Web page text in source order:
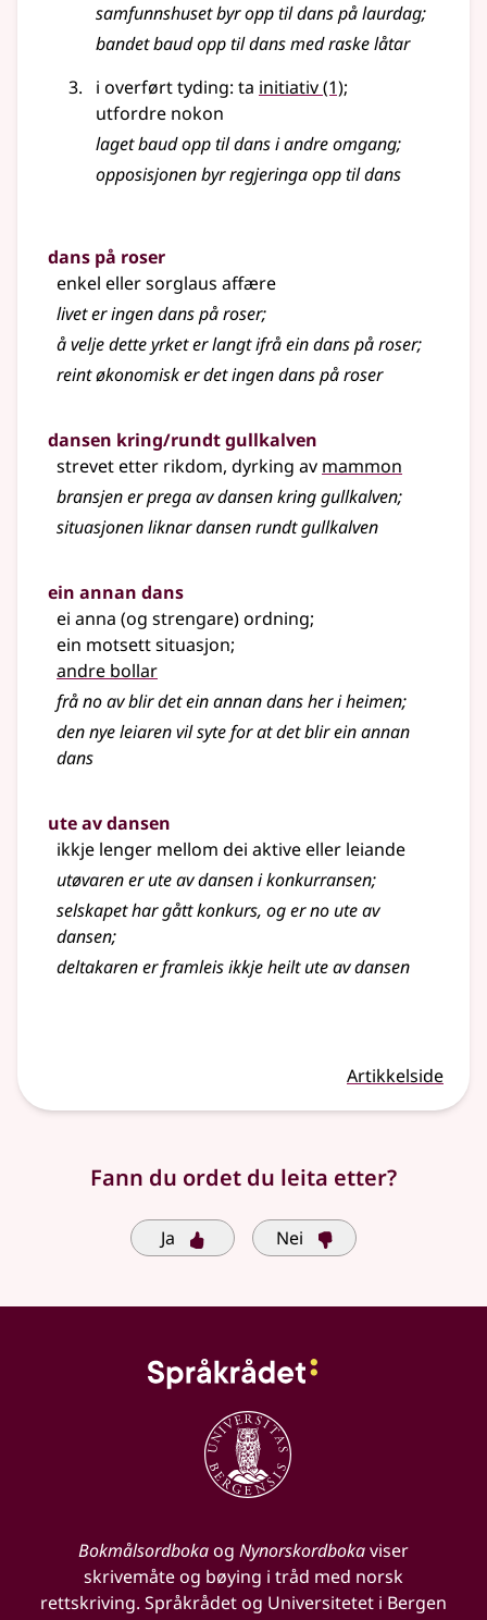
samfunnshuset byr opp til dans på laurdag;
bandet baud opp til dans med raske låtar
i overført tyding: ta initiativ(1);
utfordre nokon
laget baud opp til dans i andre omgang;
opposisjonen byr regjeringa opp til dans
dans på roser
enkel eller sorglaus affære
livet er ingen dans på roser;
å velje dette yrket er langt ifrå ein dans på roser;
reint økonomisk er det ingen dans på roser
dansen kring/rundt gullkalven
strevet etter rikdom, dyrking av mammon
bransjen er prega av dansen kring gullkalven;
situasjonen liknar dansen rundt gullkalven
ein annan dans
ei anna (og strengare) ordning;
ein motsett situasjon;
andre bollar
frå no av blir det ein annan dans her i heimen;
den nye leiaren vil syte for at det blir ein annan
dans
ute av dansen
ikkje lenger mellom dei aktive eller leiande
utøvaren er ute av dansen i konkurransen;
selskapet har gått konkurs, og er no ute av
dansen;
deltakaren er framleis ikkje heilt ute av dansen
Artikkelside
Fann du ordet du leita etter?
Ja Nei
Bokmålsordbokaog Nynorskordbokaviser
skrivemåte og bøying i tråd med norsk
rettskriving. Språkrådet og Universitetet i Bergen